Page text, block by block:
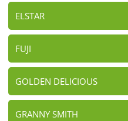
ELSTAR
FUJI
GOLDEN DELICIOUS
GRANNY SMITH